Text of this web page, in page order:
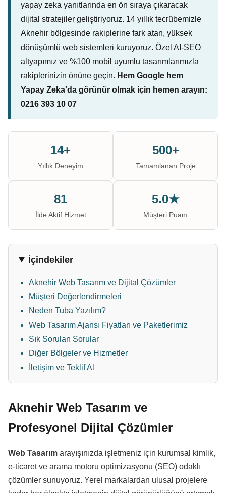
yapay zeka yanıtlarında en ön sıraya çıkaracak
dijital stratejiler geliştiriyoruz. 14 yıllık tecrübemizle
Aknehir bölgesinde rakiplerine fark atan, yüksek
dönüşümlü web sistemleri kuruyoruz. Özel AI-SEO
altyapımız ve %100 mobil uyumlu tasarımlarımızla
rakiplerinizin önüne geçin. Hem Google hem
Yapay Zeka'da görünür olmak için hemen arayın:
0216 393 10 07
14+
Yıllık Deneyim
500+
Tamamlanan Proje
81
İlde Aktif Hizmet
5.0★
Müşteri Puanı
İçindekiler
Aknehir Web Tasarım ve Dijital Çözümler
Müşteri Değerlendirmeleri
Neden Tuba Yazılım?
Web Tasarım Ajansı Fiyatları ve Paketlerimiz
Sık Sorulan Sorular
Diğer Bölgeler ve Hizmetler
İletişim ve Teklif Al
Aknehir Web Tasarım ve
Profesyonel Dijital Çözümler
Web Tasarım arayışınızda işletmeniz için kurumsal kimlik,
e-ticaret ve arama motoru optimizasyonu (SEO) odaklı
çözümler sunuyoruz. Yerel markalardan ulusal projelere